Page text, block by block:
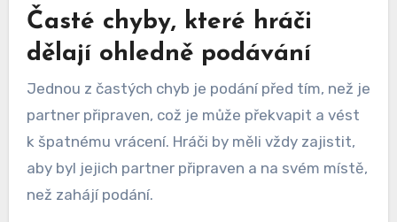
Časté chyby, které hráči
dělají ohledně podávání
Jednou z častých chyb je podání před tím, než je
partner připraven, což je může překvapit a vést
k špatnému vrácení. Hráči by měli vždy zajistit,
aby byl jejich partner připraven a na svém místě,
než zahájí podání.